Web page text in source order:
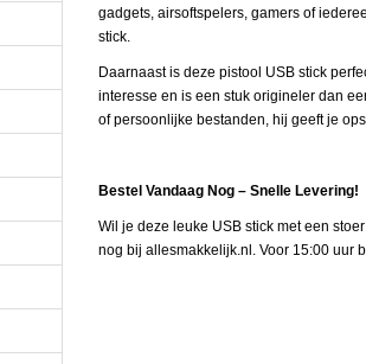
gadgets, airsoftspelers, gamers of
stick.
Daarnaast is deze pistool USB stick
interesse en is een stuk origineler dan
of persoonlijke bestanden, hij geeft je
Bestel Vandaag Nog – Snelle Levering!
Wil je deze leuke USB stick met een
nog bij allesmakkelijk.nl. Voor 15:00 uur